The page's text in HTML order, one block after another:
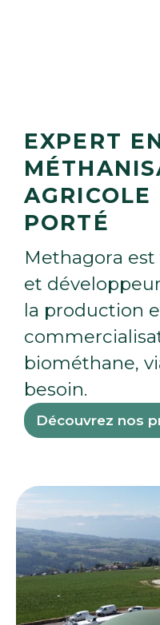
EXPERT
AGRICOLE
PORTÉ
Methagora est
et développeur
la production e
commercialisa
biométhane, vi
besoin.
Découvrez nos